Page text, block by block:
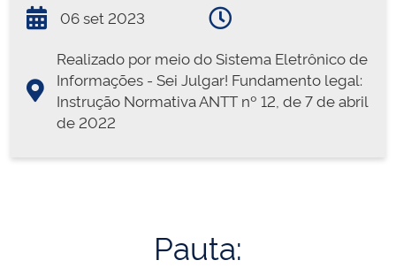
06 set 2023
Realizado por meio do Sistema Eletrônico de
Informações - Sei Julgar! Fundamento legal:
Instrução Normativa ANTT nº 12, de 7 de abril
de 2022
Pauta: